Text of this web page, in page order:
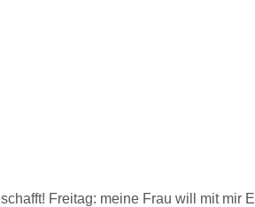
Freitag: meine Frau will mit mir